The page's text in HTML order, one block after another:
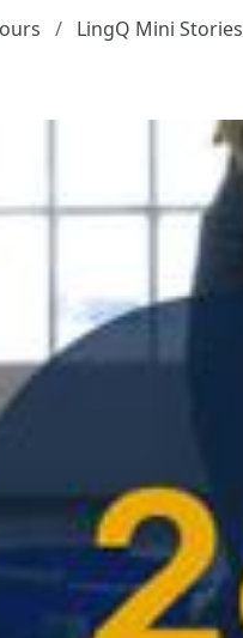
LingQ Mini Stories